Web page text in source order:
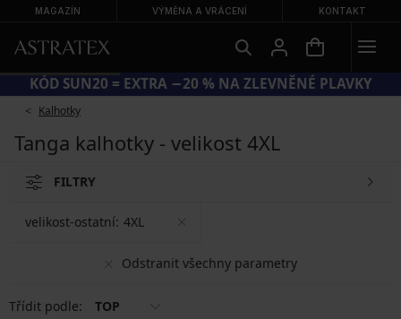
MAGAZÍN VÝMĚNA A VRÁCENÍ KONTAKT
KÓD SUN20 = EXTRA −20 % NA ZLEVNĚNÉ PLAVKY
Kalhotky
Tanga kalhotky - velikost 4XL
FILTRY
Odstranit všechny parametry
velikost-ostatní: 4XL
Třídit podle: TOP